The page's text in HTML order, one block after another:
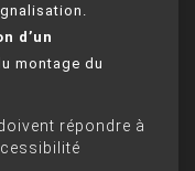
d’un
montage du
répondre à